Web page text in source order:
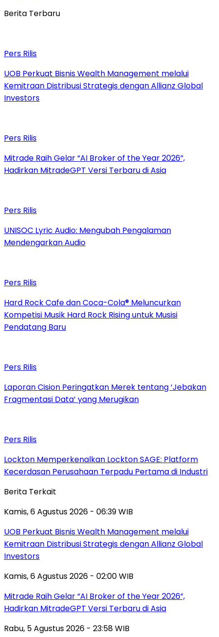
Berita Terbaru
Pers Rilis
UOB Perkuat Bisnis Wealth Management melalui
Kemitraan Distribusi Strategis dengan Allianz Global
Investors
Pers Rilis
Mitrade Raih Gelar “AI Broker of the Year 2026”,
Hadirkan MitradeGPT Versi Terbaru di Asia
Pers Rilis
UNISOC Lyric Audio: Mengubah Pengalaman
Mendengarkan Audio
Pers Rilis
Hard Rock Cafe dan Coca-Cola® Meluncurkan
Kompetisi Musik Hard Rock Rising untuk Musisi
Pendatang Baru
Pers Rilis
Laporan Cision Peringatkan Merek tentang ‘Jebakan
Fragmentasi Data’ yang Merugikan
Pers Rilis
Lockton Memperkenalkan Lockton SAGE: Platform
Kecerdasan Perusahaan Terpadu Pertama di Industri
Berita Terkait
Kamis, 6 Agustus 2026 - 06:39 WIB
UOB Perkuat Bisnis Wealth Management melalui
Kemitraan Distribusi Strategis dengan Allianz Global
Investors
Kamis, 6 Agustus 2026 - 02:00 WIB
Mitrade Raih Gelar “AI Broker of the Year 2026”,
Hadirkan MitradeGPT Versi Terbaru di Asia
Rabu, 5 Agustus 2026 - 23:58 WIB